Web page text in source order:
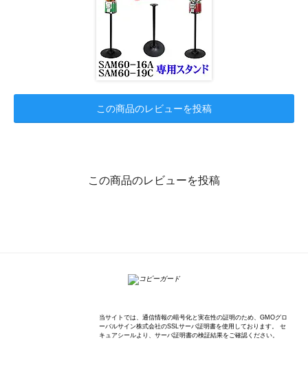
この商品のレビューを投稿
この商品のレビューを投稿
当サイトでは、通信情報の暗号化と実在性の証明のため、GMOグロ
ーバルサイン株式会社のSSLサーバ証明書を使用しております。 セ
キュアシールより、サーバ証明書の検証結果をご確認ください。